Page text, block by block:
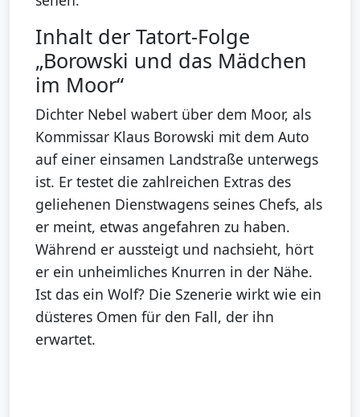
Inhalt der Tatort-Folge
„Borowski und das Mädchen
im Moor“
Dichter Nebel wabert über dem Moor, als
Kommissar Klaus Borowski mit dem Auto
auf einer einsamen Landstraße unterwegs
ist. Er testet die zahlreichen Extras des
geliehenen Dienstwagens seines Chefs, als
er meint, etwas angefahren zu haben.
Während er aussteigt und nachsieht, hört
er ein unheimliches Knurren in der Nähe.
Ist das ein Wolf? Die Szenerie wirkt wie ein
düsteres Omen für den Fall, der ihn
erwartet.